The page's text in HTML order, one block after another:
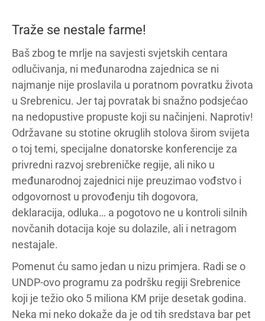
Traže se nestale farme!
Baš zbog te mrlje na savjesti svjetskih centara
odlučivanja, ni međunarodna zajednica se ni
najmanje nije proslavila u poratnom povratku života
u Srebrenicu. Jer taj povratak bi snažno podsjećao
na nedopustive propuste koji su načinjeni. Naprotiv!
Održavane su stotine okruglih stolova širom svijeta
o toj temi, specijalne donatorske konferencije za
privredni razvoj srebreničke regije, ali niko u
međunarodnoj zajednici nije preuzimao vođstvo i
odgovornost u provođenju tih dogovora,
deklaracija, odluka… a pogotovo ne u kontroli silnih
novčanih dotacija koje su dolazile, ali i netragom
nestajale.
Pomenut ću samo jedan u nizu primjera. Radi se o
UNDP-ovo programu za podršku regiji Srebrenice
koji je težio oko 5 miliona KM prije desetak godina.
Neka mi neko dokaže da je od tih sredstava bar pet